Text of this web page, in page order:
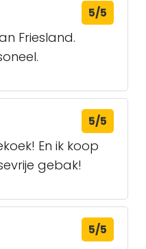
5/5
Friesland.
5/5
En ik koop
gebak!
5/5